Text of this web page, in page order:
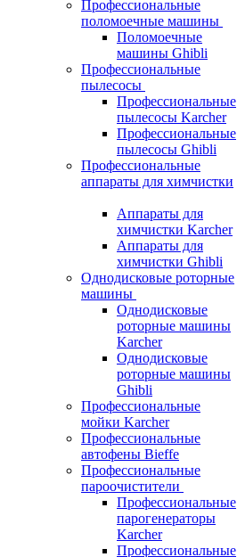
Профессиональные
поломоечные машины
Поломоечные
машины Ghibli
Профессиональные
пылесосы
Профессиональные
пылесосы Karcher
Профессиональные
пылесосы Ghibli
Профессиональные
аппараты для химчистки
Аппараты для
химчистки Karcher
Аппараты для
химчистки Ghibli
Однодисковые роторные
машины
Однодисковые
роторные машины
Karcher
Однодисковые
роторные машины
Ghibli
Профессиональные
мойки Karcher
Профессиональные
автофены Bieffe
Профессиональные
пароочистители
Профессиональные
парогенераторы
Karcher
Профессиональные